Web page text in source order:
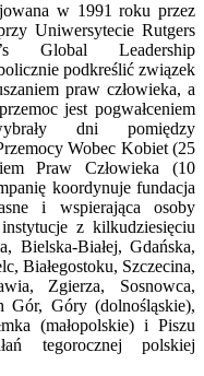
w 1991 roku przez
Uniwersytecie Rutgers
Global Leadership
podkreślić związek
praw człowieka, a
jest pogwałceniem
dni pomiędzy
Wobec Kobiet (25
Praw Człowieka (10
koordynuje fundacja
i wspierająca osoby
z kilkudziesięciu
Bielska-Białej, Gdańska,
Białegostoku, Szczecina,
Zgierza, Sosnowca,
Gór, Góry (dolnośląskie),
(małopolskie) i Piszu
tegorocznej polskiej